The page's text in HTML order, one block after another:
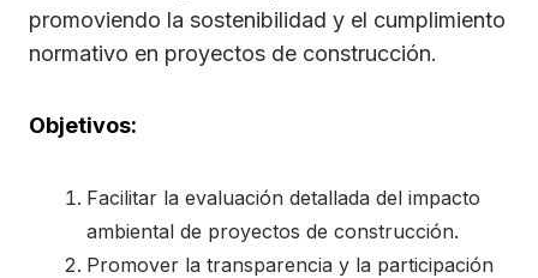
promoviendo la sostenibilidad y el cumplimiento
normativo en proyectos de construcción.
Objetivos:
Facilitar la evaluación detallada del impacto
ambiental de proyectos de construcción.
Promover la transparencia y la participación